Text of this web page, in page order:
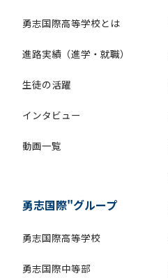
勇志国際高等学校とは
進路実績（進学・就職）
生徒の活躍
インタビュー
動画一覧
勇志国際"グループ
勇志国際高等学校
勇志国際中等部